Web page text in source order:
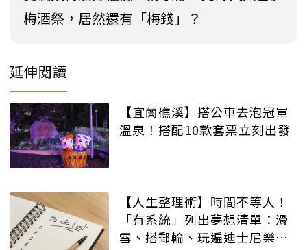
梅酒祭，居然還有「梅錢」？
延伸閱讀
【宜蘭礁溪】搭公車去泡冠軍
溫泉！搭配10款套票立刻出發
【人生整理術】時間不等人！
「有系統」列出夢想清單：滑
雪、搭郵輪、玩遍迪士尼樂